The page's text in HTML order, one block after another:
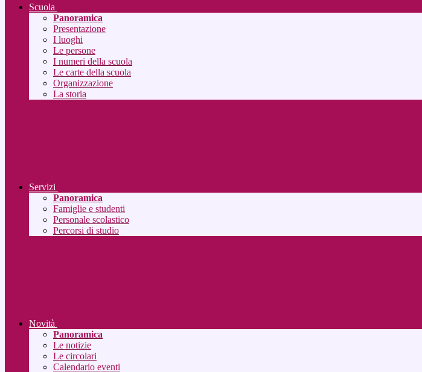
Scuola
Panoramica
Presentazione
I luoghi
Le persone
I numeri della scuola
Le carte della scuola
Organizzazione
La storia
Servizi
Panoramica
Famiglie e studenti
Personale scolastico
Percorsi di studio
Novità
Panoramica
Le notizie
Le circolari
Calendario eventi